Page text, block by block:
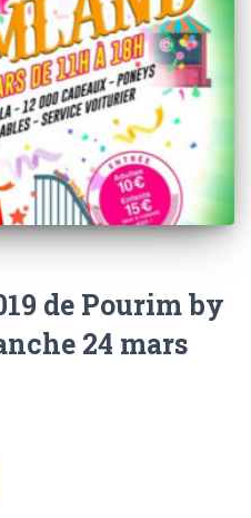
de Pourim by
24 mars